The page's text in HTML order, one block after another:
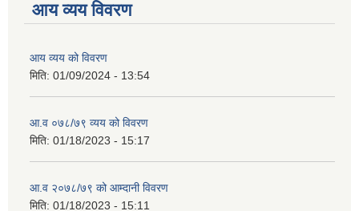
आय व्यय विवरण
आय व्यय को विवरण
मिति: 01/09/2024 - 13:54
आ.व ०७८/७९ व्यय को विवरण
मिति: 01/18/2023 - 15:17
आ.व २०७८/७९ को आम्दानी विवरण
मिति: 01/18/2023 - 15:11